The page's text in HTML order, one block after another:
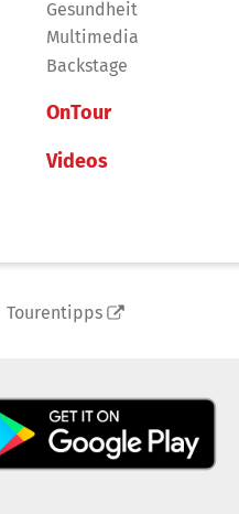
Gesundheit
Multimedia
Backstage
OnTour
Videos
Tourentipps